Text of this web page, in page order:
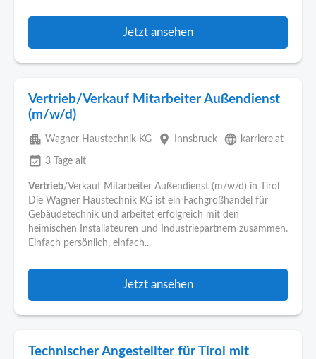
Jetzt ansehen
Vertrieb/Verkauf Mitarbeiter Außendienst
(m/w/d)
apartment Wagner Haustechnik KG place Innsbruck language karriere.at
event_available 3 Tage alt
Vertrieb/Verkauf Mitarbeiter Außendienst (m/w/d) in Tirol
Die Wagner Haustechnik KG ist ein Fachgroßhandel für
Gebäudetechnik und arbeitet erfolgreich mit den
heimischen Installateuren und Industriepartnern zusammen.
Einfach persönlich, einfach...
Jetzt ansehen
Technischer Angestellter für Tirol mit